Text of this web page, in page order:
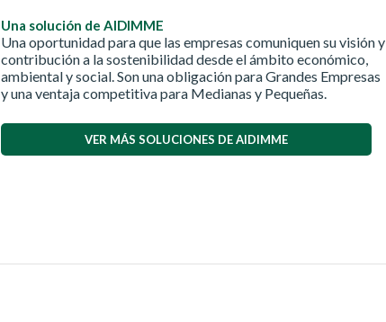
Una solución de AIDIMME
Una oportunidad para que las empresas comuniquen su visión y
contribución a la sostenibilidad desde el ámbito económico,
ambiental y social. Son una obligación para Grandes Empresas
y una ventaja competitiva para Medianas y Pequeñas.
VER MÁS SOLUCIONES DE AIDIMME